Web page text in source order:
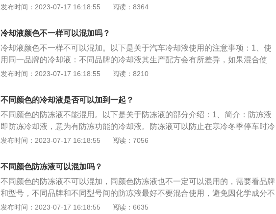
固。即使是相同颜色的防冻液，如果是不同品牌，稳定剂也可能不同，混用会降
液。防冻液意外混合后，需要将水箱中的防冻液完全排空，然后用纯净水冲洗，
再重新加入。防冻液的颜色一般有绿色、蓝色、粉红色、有些还有荧光效果。通
常，乙二醇是绿色，丙二醇是蓝色，丙三醇是粉红色。厂家将防冻液染成不同颜
色的目的如下：禁止混用：为了防止和其他液体弄混，防止人误食，很多厂商也
会添加不同的颜色配方，从而进行区分。渗漏时便于区别：发动机渗出以后，由
都是有毒的，所以，一般的玻璃水、防冻液这些液体都会染色，防止误服。
发布时间：2023-07-17 16:18:55 阅读：8364
冷却液颜色不一样可以混加吗？
冷却液颜色不一样不可以混加。以下是关于汽车冷却液使用的注意事项：1、使
用同一品牌的冷却液：不同品牌的冷却液其生产配方会有所差异，如果混合使
用，多种添加剂之间很可能会发生化学反应，造成添加剂失效。2、注意冷却液
须定期更换，一般为两年或每行驶4万公里更换一次，更换时应放净旧液，将冷
却系统清洗干净后，再换上新液。3、避免兑水使用：传统的无机型冷却液不可
以兑水使用，会生成沉淀，严重影响防冻液的正常功能。有机型冷却液则可以兑
水使用，但水不能兑得太多。
发布时间：2023-07-17 16:18:55 阅读：8210
不同颜色的冷却液是否可以加到一起？
不同颜色的防冻液不能混用。以下是关于防冻液的部分介绍：1、简介：防冻液
即防冻冷却液，意为有防冻功能的冷却液。防冻液可以防止在寒冷冬季停车时冷
却液结冰而胀裂散热器和冻坏发动机气缸体或盖。2、不能混加的原因：混用多
的变化，破坏各自的综合防腐能力，引起沉淀、结垢和腐蚀等危害，从而影响防
冻液的使用寿命。
发布时间：2023-07-17 16:18:55 阅读：7056
不同颜色防冻液可以混加吗？
不同颜色的防冻液不可以混加，同颜色防冻液也不一定可以混用的，需要看品牌
和型号，不同品牌和不同型号间的防冻液最好不要混合使用，避免因化学成分不
同导致防冻液失效。选择防冻液的方法：防冻液的基本指标是冰点与沸点，市场
发布时间：2023-07-17 16:18:55 阅读：6635